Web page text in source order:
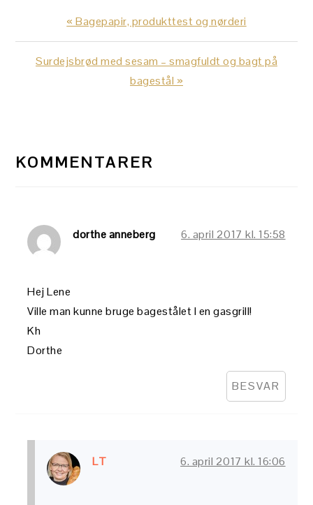
Previous
Post:
« Bagepapir, produkttest og nørderi
Next
Surdejsbrød med sesam – smagfuldt og bagt på
bagestål »
KOMMENTARER
dorthe anneberg 6. april 2017 kl. 15:58
Hej Lene
Ville man kunne bruge bagestålet I en gasgrill!
Kh
Dorthe
BESVAR
LT 6. april 2017 kl. 16:06